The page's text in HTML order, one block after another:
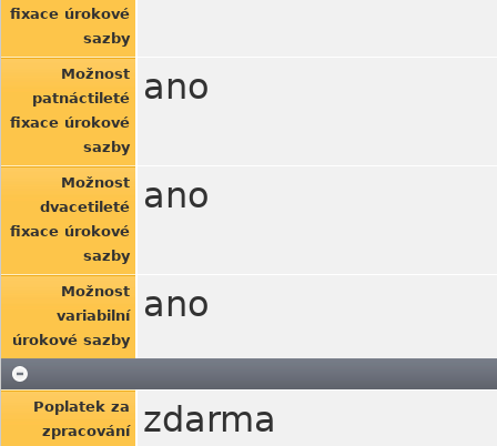
fixace úrokové
sazby
Možnost
patnáctileté
fixace úrokové
sazby
ano
Možnost
dvacetileté
fixace úrokové
sazby
ano
Možnost
variabilní
úrokové sazby
ano
Poplatek za
zpracování
zdarma